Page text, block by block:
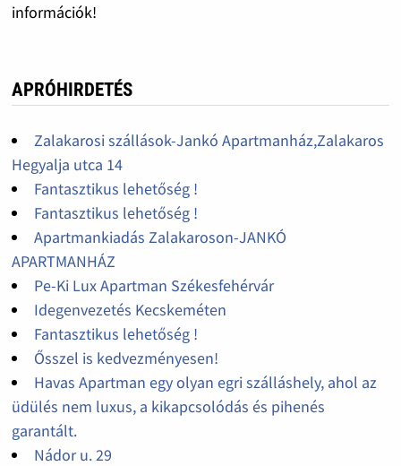
információk!
APRÓHIRDETÉS
Zalakarosi szállások-Jankó Apartmanház,Zalakaros
Hegyalja utca 14
Fantasztikus lehetőség !
Fantasztikus lehetőség !
Apartmankiadás Zalakaroson-JANKÓ
APARTMANHÁZ
Pe-Ki Lux Apartman Székesfehérvár
Idegenvezetés Kecskeméten
Fantasztikus lehetőség !
Ősszel is kedvezményesen!
Havas Apartman egy olyan egri szálláshely, ahol az
üdülés nem luxus, a kikapcsolódás és pihenés
garantált.
Nádor u. 29